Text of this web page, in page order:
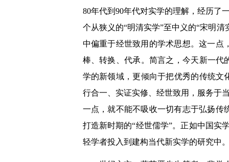
80年代到90年代对实学的理解，经历了
个从狭义的“明清实学”至中义的“宋明
中偏重于经世致用的学术思想。这一点
棒、转换、代承。简言之，今天新一代
学的新领域，更倾向于把优秀的传统
行合一、实证实修、经世致用，服务于
一点，就不能不吸收一切有志于弘扬传
打造新时期的“经世儒学”。正如中国实
轻学者投入到建构当代新实学的研究中